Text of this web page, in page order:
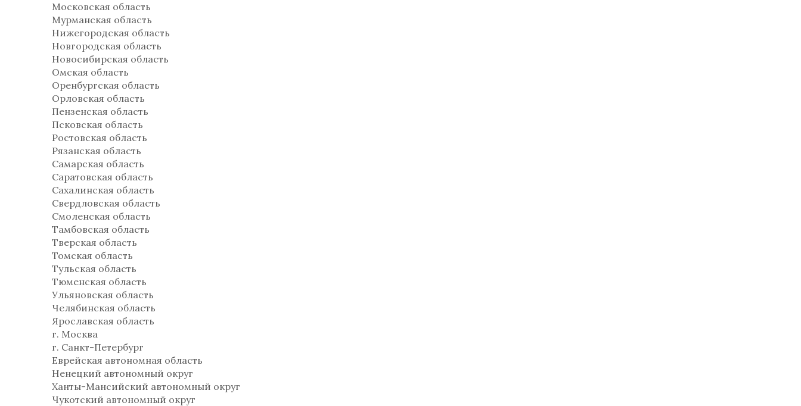
Московская область
Мурманская область
Нижегородская область
Новгородская область
Новосибирская область
Омская область
Оренбургская область
Орловская область
Пензенская область
Псковская область
Ростовская область
Рязанская область
Самарская область
Саратовская область
Сахалинская область
Свердловская область
Смоленская область
Тамбовская область
Тверская область
Томская область
Тульская область
Тюменская область
Ульяновская область
Челябинская область
Ярославская область
г. Москва
г. Санкт-Петербург
Еврейская автономная область
Ненецкий автономный округ
Ханты-Мансийский автономный округ
Чукотский автономный округ